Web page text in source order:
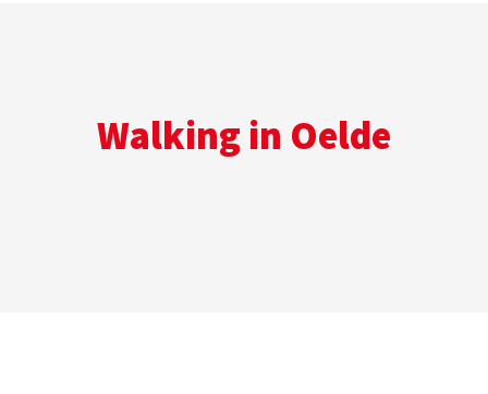
Walking in Oelde